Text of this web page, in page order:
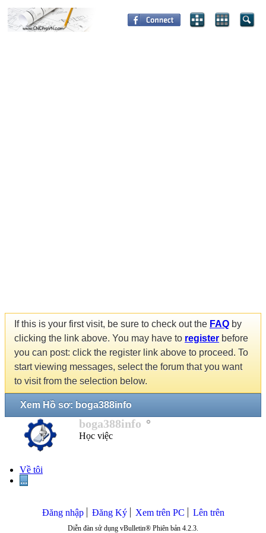
If this is your first visit, be sure to check out the FAQ by
clicking the link above. You may have to register before
you can post: click the register link above to proceed. To
start viewing messages, select the forum that you want
to visit from the selection below.
Xem Hồ sơ: boga388info
boga388info
Học việc
Về tôi
...
Đăng nhập Đăng Ký Xem trên PC Lên trên
Diễn đàn sử dụng vBulletin® Phiên bản 4.2.3.